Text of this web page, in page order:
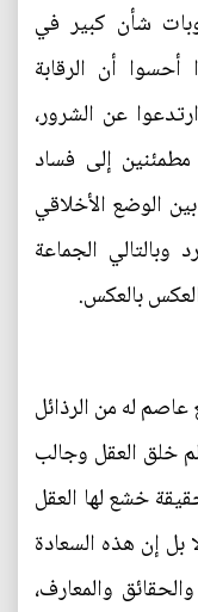
شأن كبير في
أحسوا أن الرقابة
عن الشرور،
مطمئنين إلى فساد
الوضع الأخلاقي
وبالتالي الجماعة
بالعكس.
عاصم له من الرذائل
خلق العقل وجالب
خشع لها العقل
بل إن هذه السعادة
والمعارف،